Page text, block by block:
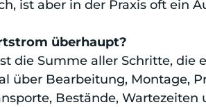
ist aber in der Praxis oft ein
überhaupt?
die Summe aller Schritte, die
über Bearbeitung, Montage,
Bestände,